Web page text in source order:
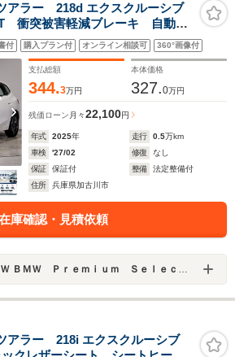
アラー 218d エクスクルーシブ
衝突被害軽減ブレーキ 自動追
ール パーキングアシスト 全周
ート 電動シート シートヒー
イヤレス充電 ミラー内蔵
付 購入プラン付 オンライン相談可 360°画像付
支払総額
344.3万円
本体価格
327.0万円
残価ローン 月々22,100円
年式 2025年 走行 0.5万km
車検
'27/02 修復
なし
保証
保証付 整備
法定整備付
住所
兵庫県加古川市
庫確認・見積依頼
Ｗ Ｐｒｅｍｉｕｍ Ｓｅｌｅｃｔｉｏｎ 加古川
アラー 218i エクスクルーシブ